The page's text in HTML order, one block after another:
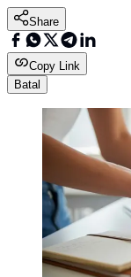
Share
Copy Link
Batal